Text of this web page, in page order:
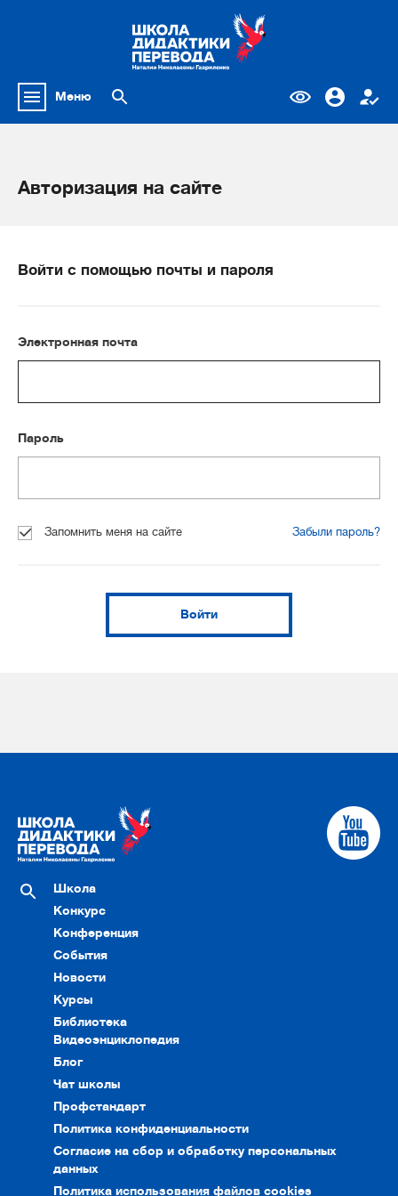
Меню
Авторизация на сайте
Войти с помощью почты и пароля
Электронная почта
Пароль
Запомнить меня на сайте Забыли пароль?
Войти
Школа
Конкурс
Конференция
События
Новости
Курсы
Библиотека
Видеоэнциклопедия
Блог
Чат школы
Профстандарт
Политика конфиденциальности
Согласие на сбор и обработку персональных
данных
Политика использования файлов cookies